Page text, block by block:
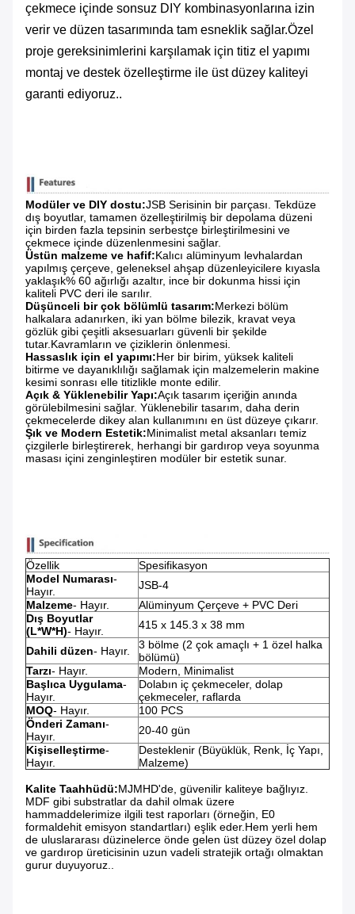
çekmece içinde sonsuz DIY kombinasyonlarına izin
verir ve düzen tasarımında tam esneklik sağlar.Özel
proje gereksinimlerini karşılamak için titiz el yapımı
montaj ve destek özelleştirme ile üst düzey kaliteyi
garanti ediyoruz..
Modüler ve DIY dostu:JSB Serisinin bir parçası. Tekdüze
dış boyutlar, tamamen özelleştirilmiş bir depolama düzeni
için birden fazla tepsinin serbestçe birleştirilmesini ve
çekmece içinde düzenlenmesini sağlar.
Üstün malzeme ve hafif:Kalıcı alüminyum levhalardan
yapılmış çerçeve, geleneksel ahşap düzenleyicilere kıyasla
yaklaşık% 60 ağırlığı azaltır, ince bir dokunma hissi için
kaliteli PVC deri ile sarılır.
Düşünceli bir çok bölümlü tasarım:Merkezi bölüm
halkalara adanırken, iki yan bölme bilezik, kravat veya
gözlük gibi çeşitli aksesuarları güvenli bir şekilde
tutar.Kavramların ve çiziklerin önlenmesi.
Hassaslık için el yapımı:Her bir birim, yüksek kaliteli
bitirme ve dayanıklılığı sağlamak için malzemelerin makine
kesimi sonrası elle titizlikle monte edilir.
Açık & Yüklenebilir Yapı:Açık tasarım içeriğin anında
görülebilmesini sağlar. Yüklenebilir tasarım, daha derin
çekmecelerde dikey alan kullanımını en üst düzeye çıkarır.
Şık ve Modern Estetik:Minimalist metal aksanları temiz
çizgilerle birleştirerek, herhangi bir gardırop veya soyunma
masası içini zenginleştiren modüler bir estetik sunar.
Özellik
Spesifikasyon
Model Numarası-
Hayır.
JSB-4
Malzeme- Hayır.
Alüminyum Çerçeve + PVC Deri
Dış Boyutlar
(L*W*H)- Hayır. 415 x 145.3 x 38 mm
Dahili düzen- Hayır.
3 bölme (2 çok amaçlı + 1 özel halka
bölümü)
Tarzı- Hayır.
Modern, Minimalist
Başlıca Uygulama-
Hayır.
Dolabın iç çekmeceler, dolap
çekmeceler, raflarda
MOQ- Hayır.
100 PCS
Önderi Zamanı-
Hayır.
20-40 gün
Kişiselleştirme-
Hayır.
Desteklenir (Büyüklük, Renk, İç Yapı,
Malzeme)
Kalite Taahhüdü:MJMHD'de, güvenilir kaliteye bağlıyız.
MDF gibi substratlar da dahil olmak üzere
hammaddelerimize ilgili test raporları (örneğin, E0
formaldehit emisyon standartları) eşlik eder.Hem yerli hem
de uluslararası düzinelerce önde gelen üst düzey özel dolap
ve gardırop üreticisinin uzun vadeli stratejik ortağı olmaktan
gurur duyuyoruz..